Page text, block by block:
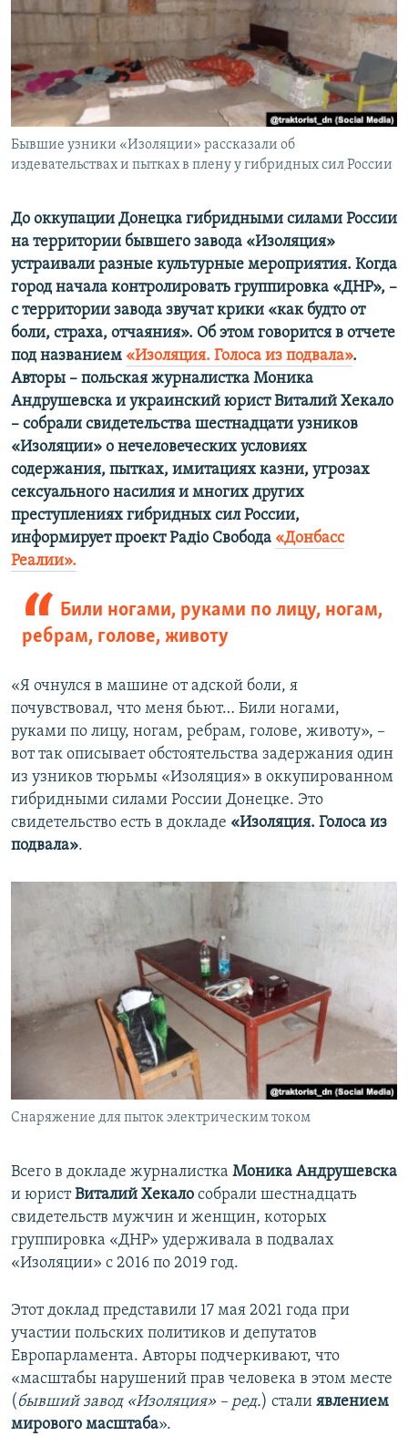
ПОБЕДИТЕЛЕЙ НЕ СУДЯТ?
КРЫМ.НЕПОКОРЕННЫЙ
ELIFBE
УКРАИНСКАЯ ПРОБЛЕМА КРЫМА
ПРИСОЕДИНЯЙТЕСЬ!
Все сайты RFE/RL
Бывшие узники «Изоляции» рассказали об
издевательствах и пытках в плену у гибридных сил России
До оккупации Донецка гибридными силами России
на территории бывшего завода «Изоляция»
устраивали разные культурные мероприятия. Когда
город начала контролировать группировка «ДНР», –
с территории завода звучат крики «как будто от
боли, страха, отчаяния». Об этом говорится в отчете
под названием «Изоляция. Голоса из подвала».
Авторы – польская журналистка Моника
Андрушевска и украинский юрист Виталий Хекало
– собрали свидетельства шестнадцати узников
«Изоляции» о нечеловеческих условиях
содержания, пытках, имитациях казни, угрозах
сексуального насилия и многих других
преступлениях гибридных сил России,
информирует проект Радiо Свобода «Донбасс
Реалии».
Били ногами, руками по лицу, ногам,
ребрам, голове, животу
«Я очнулся в машине от адской боли, я
почувствовал, что меня бьют… Били ногами,
руками по лицу, ногам, ребрам, голове, животу», –
вот так описывает обстоятельства задержания один
из узников тюрьмы «Изоляция» в оккупированном
гибридными силами России Донецке. Это
свидетельство есть в докладе «Изоляция. Голоса из
подвала».
Снаряжение для пыток электрическим током
Всего в докладе журналистка Моника Андрушевска
и юристВиталий Хекало собрали шестнадцать
свидетельств мужчин и женщин, которых
группировка «ДНР» удерживала в подвалах
«Изоляции» с 2016 по 2019 год.
Этот доклад представили 17 мая 2021 года при
участии польских политиков и депутатов
Европарламента. Авторы подчеркивают, что
«масштабы нарушений прав человека в этом месте
( бывший завод «Изоляция» – ред.) стали явлением
мирового масштаба».